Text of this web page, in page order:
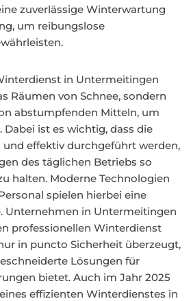
zuverlässige Winterwartung
um reibungslose
in Untermeitingen
Räumen von Schnee, sondern
abstumpfenden Mitteln, um
Dabei ist es wichtig, dass die
effektiv durchgeführt werden,
des täglichen Betriebs so
halten. Moderne Technologien
spielen hierbei eine
Unternehmen in Untermeitingen
professionellen Winterdienst
in puncto Sicherheit überzeugt,
Lösungen für
bietet. Auch im Jahr 2025
effizienten Winterdienstes in